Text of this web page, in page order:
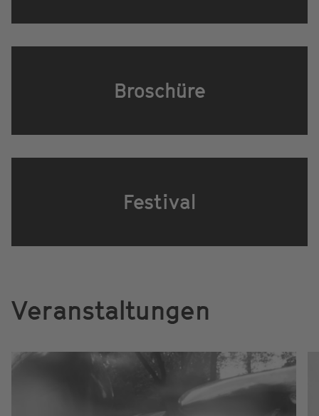
Broschüre
Festival
Veranstaltungen